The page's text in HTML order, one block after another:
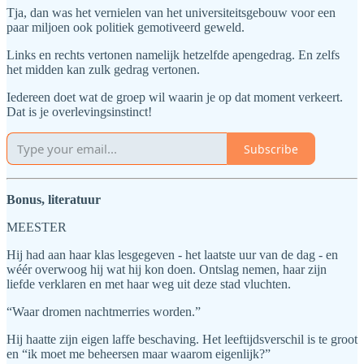
Tja, dan was het vernielen van het universiteitsgebouw voor een
paar miljoen ook politiek gemotiveerd geweld.
Links en rechts vertonen namelijk hetzelfde apengedrag. En zelfs
het midden kan zulk gedrag vertonen.
Iedereen doet wat de groep wil waarin je op dat moment verkeert.
Dat is je overlevingsinstinct!
Subscribe
Bonus, literatuur
MEESTER
Hij had aan haar klas lesgegeven - het laatste uur van de dag - en
wéér overwoog hij wat hij kon doen. Ontslag nemen, haar zijn
liefde verklaren en met haar weg uit deze stad vluchten.
“Waar dromen nachtmerries worden.”
Hij haatte zijn eigen laffe beschaving. Het leeftijdsverschil is te groot
en “ik moet me beheersen maar waarom eigenlijk?”